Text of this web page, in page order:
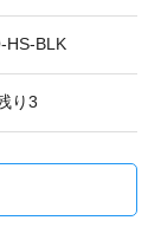
HS-BLK
り3